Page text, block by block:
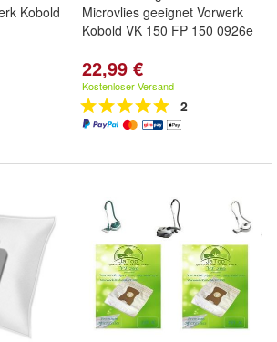
Kobold
Microvlies geeignet Vorwerk
Kobold VK 150 FP 150 0926e
22,99 €
Kostenloser Versand
2